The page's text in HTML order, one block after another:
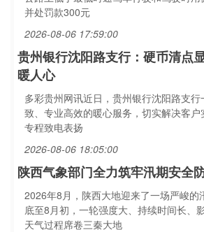
并处罚款300元
2026-08-06 17:59:00
贵州银行沈阳路支行：硬币清点
暖人心
多彩贵州网讯近日，贵州银行沈阳路支
致、专业高效的暖心服务，切实解决客
专程致电表扬
2026-08-06 18:05:00
陕西气象部门全力筑牢汛期安全
2026年8月，陕西大地迎来了一场严峻的
底至8月初，一轮强度大、持续时间长、
天气过程席卷三秦大地